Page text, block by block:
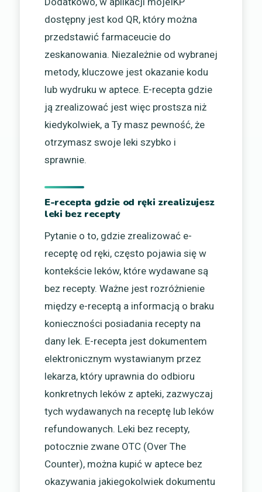
dostępny jest kod QR, który można
przedstawić farmaceucie do
zeskanowania. Niezależnie od wybranej
metody, kluczowe jest okazanie kodu
lub wydruku w aptece. E-recepta gdzie
ją zrealizować jest więc prostsza niż
kiedykolwiek, a Ty masz pewność, że
otrzymasz swoje leki szybko i
sprawnie.
E-recepta gdzie od ręki zrealizujesz
leki bez recepty
Pytanie o to, gdzie zrealizować e-
receptę od ręki, często pojawia się w
kontekście leków, które wydawane są
bez recepty. Ważne jest rozróżnienie
między e-receptą a informacją o braku
konieczności posiadania recepty na
dany lek. E-recepta jest dokumentem
elektronicznym wystawianym przez
lekarza, który uprawnia do odbioru
konkretnych leków z apteki, zazwyczaj
tych wydawanych na receptę lub leków
refundowanych. Leki bez recepty,
potocznie zwane OTC (Over The
Counter), można kupić w aptece bez
okazywania jakiegokolwiek dokumentu